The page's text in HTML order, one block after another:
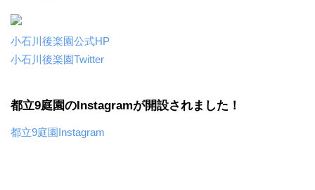
小石川後楽園公式HP
小石川後楽園Twitter
都立9庭園のInstagramが開設されました！
都立9庭園Instagram